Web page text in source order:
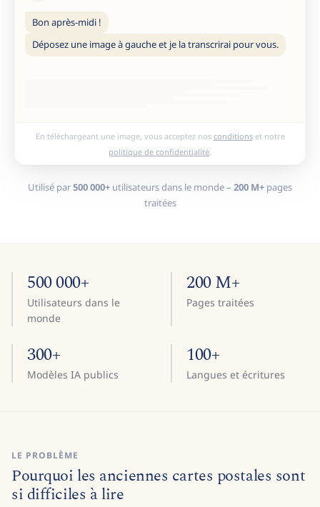
Bon après-midi !
Déposez une image à gauche et je la transcrirai pour vous.
En téléchargeant une image, vous acceptez nos conditionset notre
politique de confidentialité
Utilisé par500 000+ utilisateurs dans le monde – 200 M+ pages
traitées
500 000+
Utilisateurs dans le
monde
200 M+
Pages traitées
300+
Modèles IA publics
100+
Langues et écritures
LE PROBLÈME
Pourquoi les anciennes cartes postales sont
si difficiles à lire